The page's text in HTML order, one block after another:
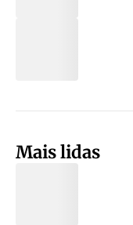
Mais lidas